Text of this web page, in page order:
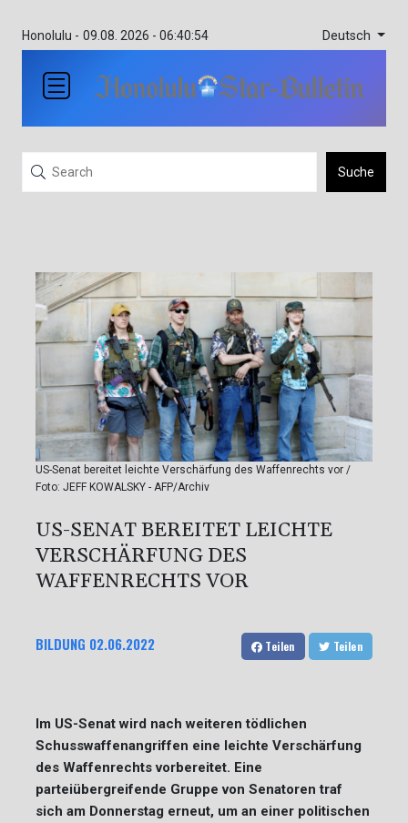
Honolulu - 09.08. 2026 - 06:40:54 Deutsch
Suche
US-Senat bereitet leichte Verschärfung des Waffenrechts vor /
Foto: JEFF KOWALSKY - AFP/Archiv
US-SENAT BEREITET LEICHTE
VERSCHÄRFUNG DES
WAFFENRECHTS VOR
BILDUNG 02.06.2022 Teilen Teilen
Im US-Senat wird nach weiteren tödlichen
Schusswaffenangriffen eine leichte Verschärfung
des Waffenrechts vorbereitet. Eine
parteiübergreifende Gruppe von Senatoren traf
sich am Donnerstag erneut, um an einer politischen